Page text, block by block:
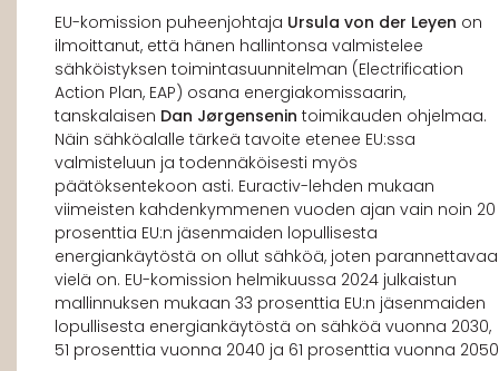
EU-komission puheenjohtaja Ursula von der Leyen on
ilmoittanut, että hänen hallintonsa valmistelee
sähköistyksen toimintasuunnitelman (Electrification
Action Plan, EAP) osana energiakomissaarin,
tanskalaisen Dan Jørgensenin toimikauden ohjelmaa.
Näin sähköalalle tärkeä tavoite etenee EU:ssa
valmisteluun ja todennäköisesti myös
päätöksentekoon asti. Euractiv-lehden mukaan
viimeisten kahdenkymmenen vuoden ajan vain noin 20
prosenttia EU:n jäsenmaiden lopullisesta
energiankäytöstä on ollut sähköä, joten parannettavaa
vielä on. EU-komission helmikuussa 2024 julkaistun
mallinnuksen mukaan 33 prosenttia EU:n jäsenmaiden
lopullisesta energiankäytöstä on sähköä vuonna 2030,
51 prosenttia vuonna 2040 ja 61 prosenttia vuonna